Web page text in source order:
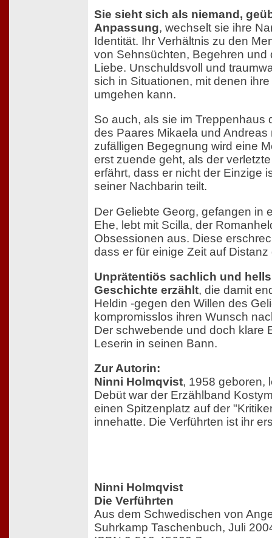
Sie sieht sich als niemand,
Anpassung, wechselt sie ihre
Identität. Ihr Verhältnis zu den
von Sehnsüchten, Begehren und
Liebe. Unschuldsvoll und
sich in Situationen, mit denen
umgehen kann.
So auch, als sie im Treppenhaus
des Paares Mikaela und Andreas
zufälligen Begegnung wird eine
erst zuende geht, als der
erfährt, dass er nicht der Einzige
seiner Nachbarin teilt.
Der Geliebte Georg, gefangen in
Ehe, lebt mit Scilla, der
Obsessionen aus. Diese
dass er für einige Zeit auf Distanz
Unprätentiös sachlich und
Geschichte erzählt, die damit
Heldin -gegen den Willen des
kompromisslos ihren Wunsch
Der schwebende und doch klare
Leserin in seinen Bann.
Zur Autorin:
Ninni Holmqvist, 1958 geboren,
Debüt war der Erzählband
einen Spitzenplatz auf der
innehatte. Die Verführten ist ihr
Ninni Holmqvist
Die Verführten
Aus dem Schwedischen von
Suhrkamp Taschenbuch, Juli